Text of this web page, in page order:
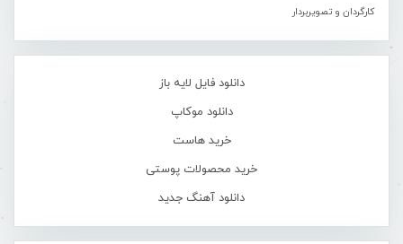
کارگردان و تصویربردار
دانلود فایل لایه باز
دانلود موکاپ
خرید هاست
خرید محصولات پوستی
دانلود آهنگ جدید